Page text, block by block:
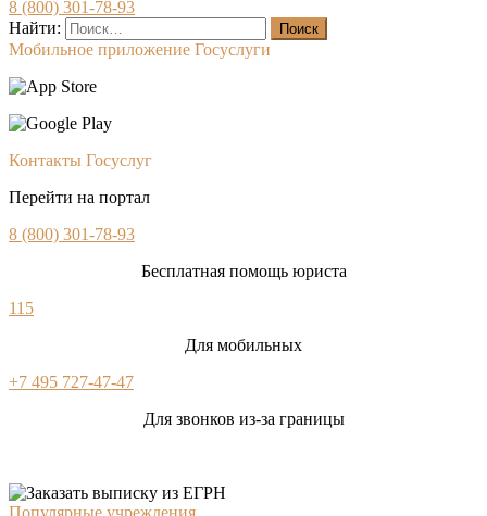
8 (800) 301-78-93
Найти:
Мобильное приложение Госуслуги
Контакты Госуслуг
Перейти на портал
8 (800) 301-78-93
Бесплатная помощь юриста
115
Для мобильных
+7 495 727-47-47
Для звонков из-за границы